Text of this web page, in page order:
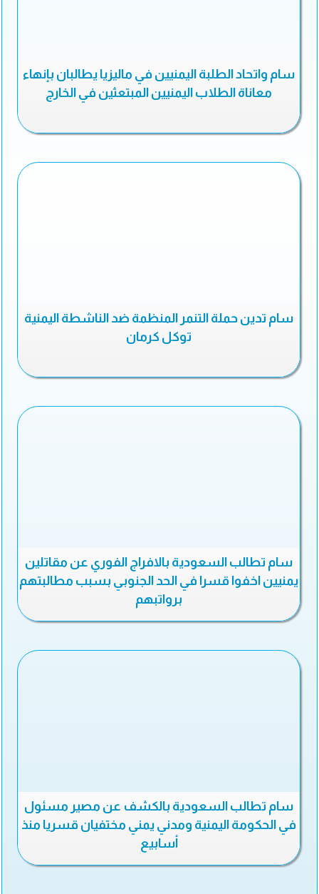
سام واتحاد الطلبة اليمنيين في ماليزيا يطالبان بإنهاء
معاناة الطلاب اليمنيين المبتعثين في الخارج
سام تدين حملة التنمر المنظمة ضد الناشطة اليمنية
توكل كرمان
سام تطالب السعودية بالافراج الفوري عن مقاتلين
يمنيين اخفوا قسرا في الحد الجنوبي بسبب مطالبتهم
برواتبهم
سام تطالب السعودية بالكشف عن مصير مسئول
في الحكومة اليمنية ومدني يمني مختفيان قسريا منذ
أسابيع